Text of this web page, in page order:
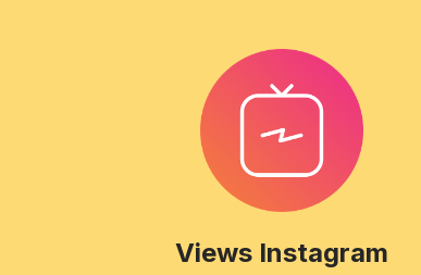
Views Instagram